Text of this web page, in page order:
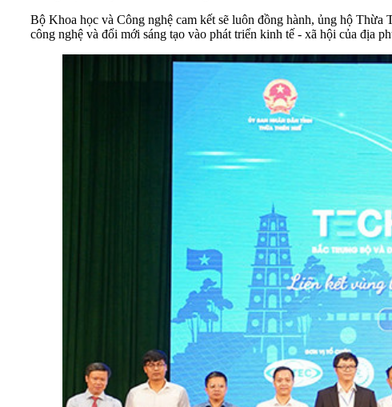
Bộ Khoa học và Công nghệ cam kết sẽ luôn đồng hành, ủng hộ
công nghệ và đổi mới sáng tạo vào phát triển kinh tế - xã hội của địa